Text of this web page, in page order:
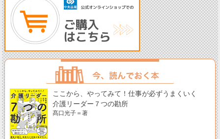
ここから、やってみて！仕事が必ずうまくいく
介護リーダー７つの勘所
髙口光子＝著